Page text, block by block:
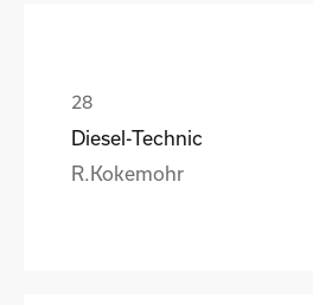
Diesel-Technic
R.Kokemohr